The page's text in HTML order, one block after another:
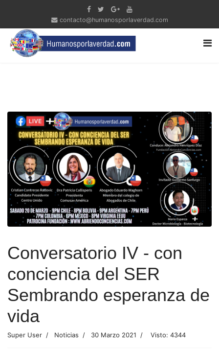
contacto@humanosporlaverdad.com
Conversatorio IV - con
conciencia del SER
Sembrando esperanza de
vida
Super User Noticias 30 Marzo 2021 Visto: 4344